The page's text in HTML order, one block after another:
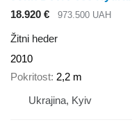
18.920 €
973.500 UAH
Žitni heder
2010
Pokritost 2,2 m
Ukrajina, Kyiv